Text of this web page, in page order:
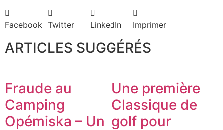
Facebook Twitter LinkedIn Imprimer
ARTICLES SUGGÉRÉS
Fraude au
Camping
Opémiska – Un
Une première
Classique de
golf pour